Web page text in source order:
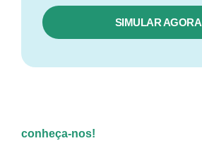
SIMULAR AGORA
conheça-nos!